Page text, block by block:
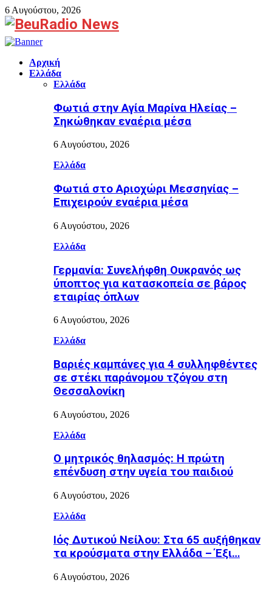
6 Αυγούστου, 2026
Facebook
Αρχική
Ελλάδα
Ελλάδα
Φωτιά στην Aγία Μαρίνα Ηλείας –
Σηκώθηκαν εναέρια μέσα
6 Αυγούστου, 2026
Ελλάδα
Φωτιά στο Αριοχώρι Μεσσηνίας –
Επιχειρούν εναέρια μέσα
6 Αυγούστου, 2026
Ελλάδα
Γερμανία: Συνελήφθη Ουκρανός ως
ύποπτος για κατασκοπεία σε βάρος
εταιρίας όπλων
6 Αυγούστου, 2026
Ελλάδα
Βαριές καμπάνες για 4 συλληφθέντες
σε στέκι παράνομου τζόγου στη
Θεσσαλονίκη
6 Αυγούστου, 2026
Ελλάδα
Ο μητρικός θηλασμός: Η πρώτη
επένδυση στην υγεία του παιδιού
6 Αυγούστου, 2026
Ελλάδα
Ιός Δυτικού Νείλου: Στα 65 αυξήθηκαν
τα κρούσματα στην Ελλάδα – Έξι…
6 Αυγούστου, 2026